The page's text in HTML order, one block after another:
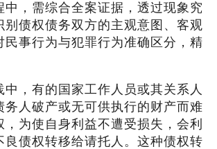
中，需综合全案证据，透过现象究
别债权债务双方的主观意图、客观
民事行为与犯罪行为准确区分，精
，有的国家工作人员或其关系人
务人破产或无可供执行的财产而难
，为使自身利益不遭受损失，会利
良债权转移给请托人。这种债权转